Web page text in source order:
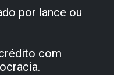
por lance ou
com